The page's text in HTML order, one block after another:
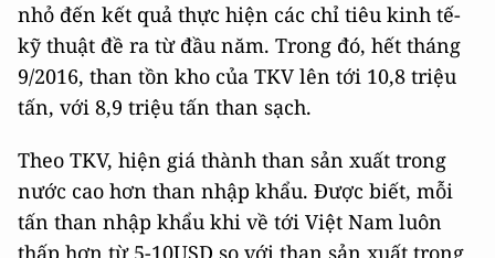
nhỏ đến kết quả thực hiện các chỉ tiêu kinh tế-
kỹ thuật đề ra từ đầu năm. Trong đó, hết tháng
9/2016, than tồn kho của TKV lên tới 10,8 triệu
tấn, với 8,9 triệu tấn than sạch.
Theo TKV, hiện giá thành than sản xuất trong
nước cao hơn than nhập khẩu. Được biết, mỗi
tấn than nhập khẩu khi về tới Việt Nam luôn
thấp hơn từ 5-10USD so với than sản xuất trong